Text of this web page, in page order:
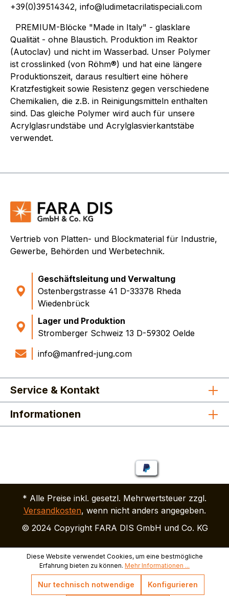
+39(0)39514342, info@ludimetacrilatispeciali.com
PREMIUM-Blöcke "Made in Italy" - glasklare
Qualität - ohne Blaustich. Produktion im Reaktor
(Autoclav) und nicht im Wasserbad. Unser Polymer
ist crosslinked (von Röhm®) und hat eine längere
Produktionszeit, daraus resultiert eine höhere
Kratzfestigkeit sowie Resistenz gegen verschiedene
Chemikalien, die z.B. in Reinigungsmitteln enthalten
sind. Das gleiche Polymer wird auch für unsere
Acrylglasrundstäbe und Acrylglasvierkantstäbe
verwendet.
Vertrieb von Platten- und Blockmaterial für Industrie,
Gewerbe, Behörden und Werbetechnik.
Geschäftsleitung und Verwaltung
Ostenbergstrasse 41 D-33378 Rheda
Wiedenbrück
Lager und Produktion
Stromberger Schweiz 13 D-59302 Oelde
info@manfred-jung.com
Service & Kontakt
Informationen
* Alle Preise inkl. gesetzl. Mehrwertsteuer zzgl.
Versandkosten, wenn nicht anders angegeben.
© 2024 Copyright FARA DIS GmbH und Co. KG
Diese Website verwendet Cookies, um eine bestmögliche
Erfahrung bieten zu können. Mehr Informationen ...
Nur technisch notwendige Konfigurieren